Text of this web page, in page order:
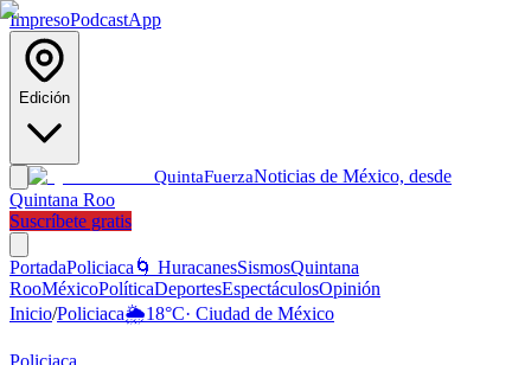
ImpresoPodcastApp
Edición
QuintaFuerzaNoticias de México, desde
Quintana Roo
Suscríbete gratis
PortadaPoliciaca 🌀 HuracanesSismosQuintana
RooMéxicoPolíticaDeportesEspectáculosOpinión
Inicio/Policiaca🌦️18°C· Ciudad de México
Policiaca